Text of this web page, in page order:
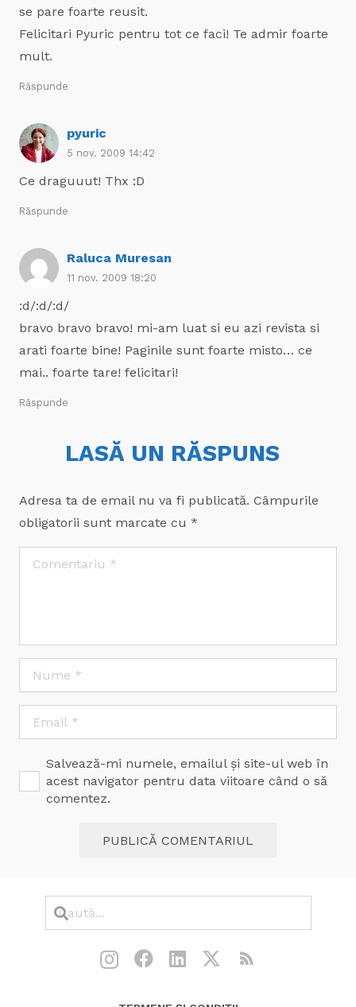
se pare foarte reusit.
Felicitari Pyuric pentru tot ce faci! Te admir foarte
mult.
Răspunde
pyuric
5 nov. 2009 14:42
Ce draguuut! Thx :D
Răspunde
Raluca Muresan
11 nov. 2009 18:20
:d/:d/:d/
bravo bravo bravo! mi-am luat si eu azi revista si
arati foarte bine! Paginile sunt foarte misto… ce
mai.. foarte tare! felicitari!
Răspunde
LASĂ UN RĂSPUNS
Adresa ta de email nu va fi publicată. Câmpurile
obligatorii sunt marcate cu *
Salvează-mi numele, emailul și site-ul web în
acest navigator pentru data viitoare când o să
comentez.
PUBLICĂ COMENTARIUL